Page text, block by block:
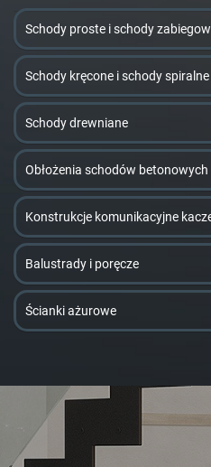
Schody proste i schody
Schody kręcone i schody spiralne
Schody drewniane
Obłożenia schodów betonowych
Konstrukcje komunikacyjne
Balustrady i poręcze
Ścianki ażurowe